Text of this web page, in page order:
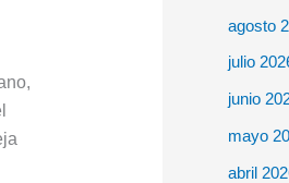
agosto
julio
junio
mayo
abril